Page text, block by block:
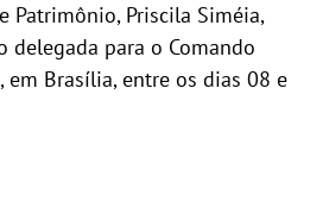
Patrimônio, Priscila Siméia,
delegada para o Comando
em Brasília, entre os dias 08 e